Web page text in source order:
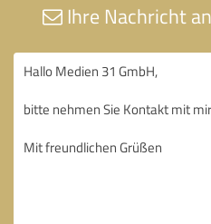
Ihre Nachricht